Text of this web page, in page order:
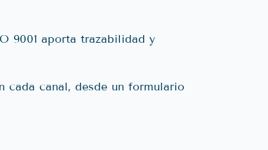
9001 aporta trazabilidad y
cada canal, desde un formulario